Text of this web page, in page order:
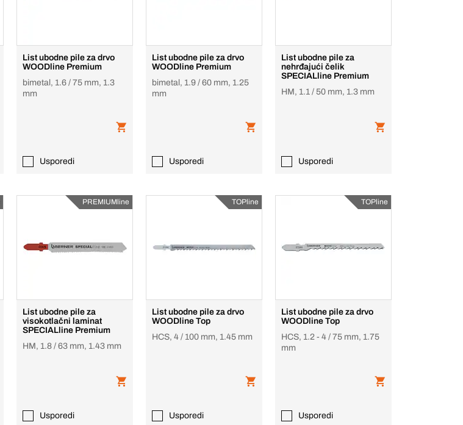
List ubodne pile za drvo
WOODline Premium
bimetal, 1.6 / 75 mm, 1.3
mm
Usporedi
List ubodne pile za drvo
WOODline Premium
bimetal, 1.9 / 60 mm, 1.25
mm
Usporedi
List ubodne pile za
nehrđajući čelik
SPECIALline Premium
HM, 1.1 / 50 mm, 1.3 mm
Usporedi
PREMIUMline
List ubodne pile za
visokotlačni laminat
SPECIALline Premium
HM, 1.8 / 63 mm, 1.43 mm
Usporedi
TOPline
List ubodne pile za drvo
WOODline Top
HCS, 4 / 100 mm, 1.45 mm
Usporedi
TOPline
List ubodne pile za drvo
WOODline Top
HCS, 1.2 - 4 / 75 mm, 1.75
mm
Usporedi